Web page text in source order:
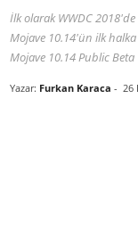
İlk olarak WWDC
Mojave 10.14'ün ilk halka
Mojave 10.14 Public
Yazar: Furkan Karaca - 26